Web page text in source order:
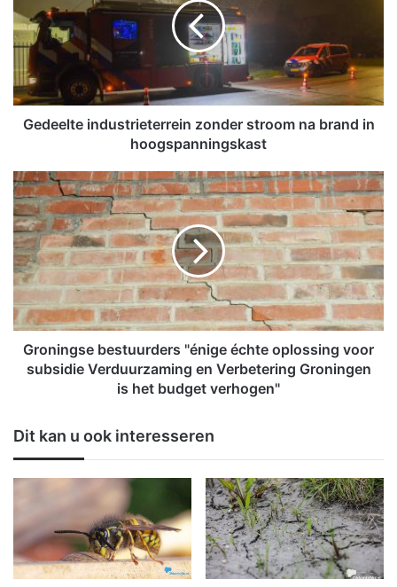
e
e
l
t
e
i
s
t
r
i
e
t
e
r
r
n
d
e
t
r
o
Gedeelte industrieterrein zonder stroom na brand in
hoogspanningskast
G
r
o
n
i
n
g
s
e
u
r
d
s
"
é
Groningse bestuurders "énige échte oplossing voor
subsidie Verduurzaming en Verbetering Groningen
is het budget verhogen"
Dit kan u ook interesseren